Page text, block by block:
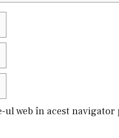
web în acest